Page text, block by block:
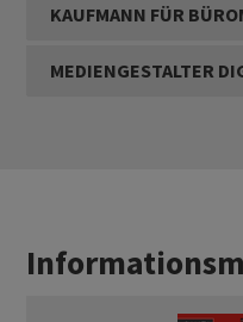
KAUFMANN FÜR
MEDIENGESTALTER